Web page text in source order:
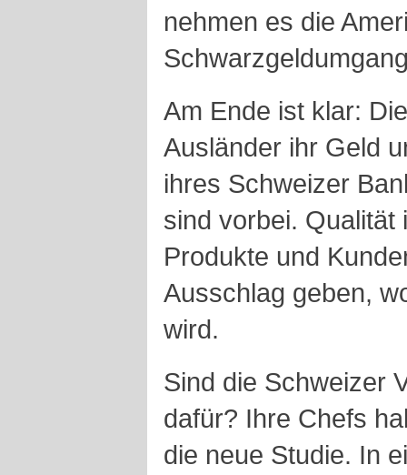
nehmen es die
Am Ende ist klar:
Ausländer ihr Geld
ihres Schweizer
sind vorbei. Qualität
Produkte und
Ausschlag geben,
wird.
Sind die Schweizer
dafür? Ihre Chefs
die neue Studie. In